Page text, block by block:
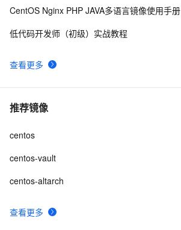
查看更多
CentOS Nginx PHP JAVA多语言镜像使用手册
低代码开发师（初级）实战教程
推荐镜像
查看更多
centos
centos-vault
centos-altarch